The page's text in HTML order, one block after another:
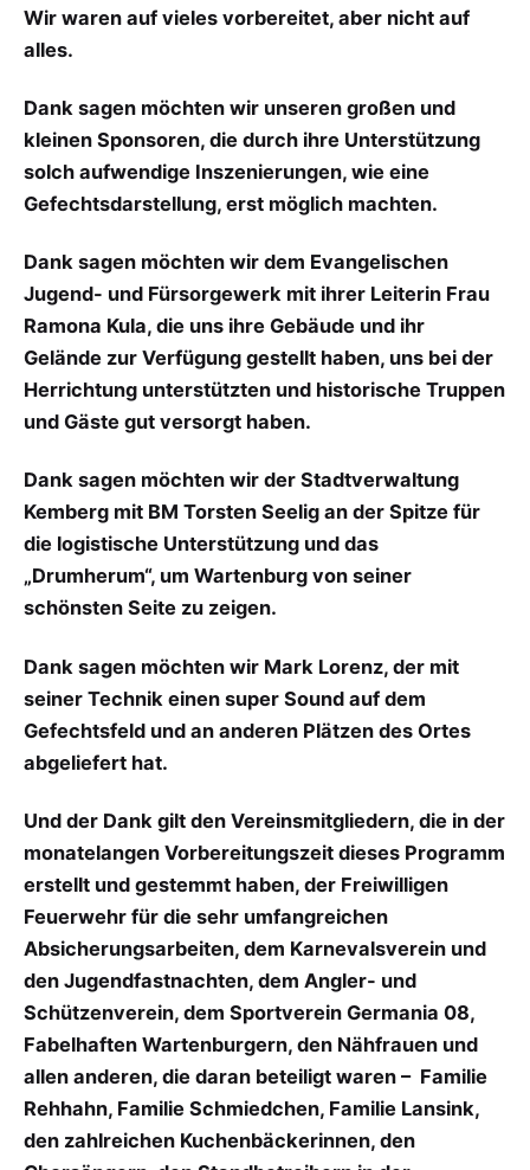
Wir waren auf vieles vorbereitet, aber nicht auf
alles.
Dank sagen möchten wir unseren großen und
kleinen Sponsoren, die durch ihre Unterstützung
solch aufwendige Inszenierungen, wie eine
Gefechtsdarstellung, erst möglich machten.
Dank sagen möchten wir dem Evangelischen
Jugend- und Fürsorgewerk mit ihrer Leiterin Frau
Ramona Kula, die uns ihre Gebäude und ihr
Gelände zur Verfügung gestellt haben, uns bei der
Herrichtung unterstützten und historische Truppen
und Gäste gut versorgt haben.
Dank sagen möchten wir der Stadtverwaltung
Kemberg mit BM Torsten Seelig an der Spitze für
die logistische Unterstützung und das
„Drumherum“, um Wartenburg von seiner
schönsten Seite zu zeigen.
Dank sagen möchten wir Mark Lorenz, der mit
seiner Technik einen super Sound auf dem
Gefechtsfeld und an anderen Plätzen des Ortes
abgeliefert hat.
Und der Dank gilt den Vereinsmitgliedern, die in der
monatelangen Vorbereitungszeit dieses Programm
erstellt und gestemmt haben, der Freiwilligen
Feuerwehr für die sehr umfangreichen
Absicherungsarbeiten, dem Karnevalsverein und
den Jugendfastnachten, dem Angler- und
Schützenverein, dem Sportverein Germania 08,
Fabelhaften Wartenburgern, den Nähfrauen und
allen anderen, die daran beteiligt waren – Familie
Rehhahn, Familie Schmiedchen, Familie Lansink,
den zahlreichen Kuchenbäckerinnen, den